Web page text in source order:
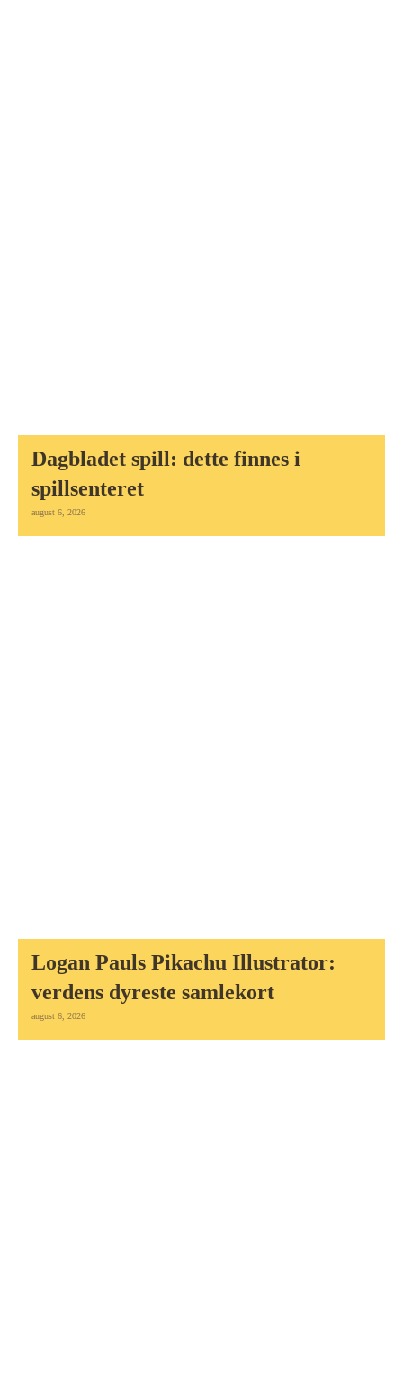
Dagbladet spill: dette finnes i
spillsenteret
august 6, 2026
Logan Pauls Pikachu Illustrator:
verdens dyreste samlekort
august 6, 2026